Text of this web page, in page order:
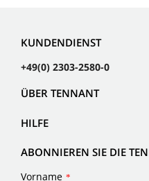
KUNDENDIENST
+49(0) 2303-2580-0
ÜBER TENNANT
HILFE
ABONNIEREN SIE DIE